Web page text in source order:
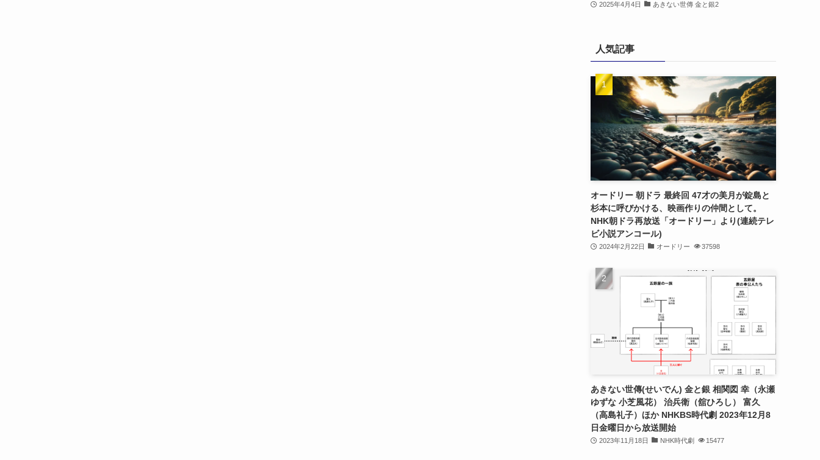
2025年4月4日 あきない世傳 金と銀2
人気記事
オードリー 朝ドラ 最終回 47才の美月が錠島と
杉本に呼びかける、映画作りの仲間として。
NHK朝ドラ再放送「オードリー」より(連続テレ
ビ小説アンコール)
2024年2月22日 オードリー 37598
あきない世傳(せいでん) 金と銀 相関図 幸（永瀬
ゆずな 小芝風花） 治兵衛（舘ひろし） 富久
（高島礼子）ほか NHKBS時代劇 2023年12月8
日金曜日から放送開始
2023年11月18日 NHK時代劇 15477